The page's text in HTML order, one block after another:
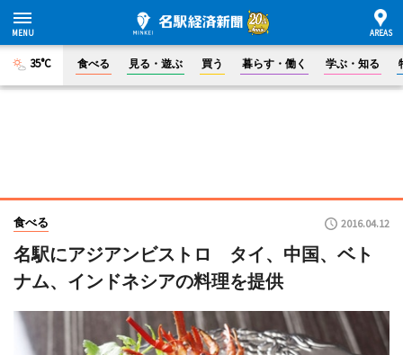
35°C 食べる 見る・遊ぶ 買う 暮らす・働く 学ぶ・知る
食べる 2016.04.12
名駅にアジアンビストロ タイ、中国、ベト
ナム、インドネシアの料理を提供